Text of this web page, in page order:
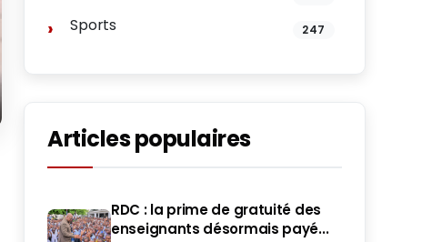
Sports 247
Articles populaires
RDC : la prime de gratuité des
enseignants désormais payé...